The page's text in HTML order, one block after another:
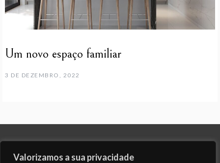
Valorizamos a sua privacidade
Um novo espaço familiar
3 DE DEZEMBRO, 2022